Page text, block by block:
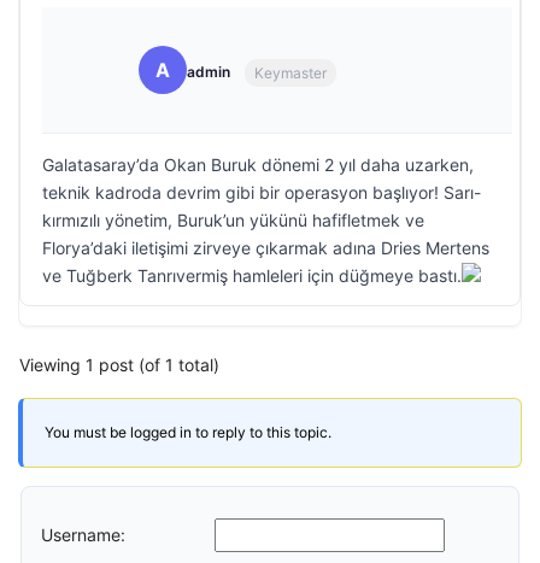
A admin Keymaster
Galatasaray’da Okan Buruk dönemi 2 yıl daha uzarken,
teknik kadroda devrim gibi bir operasyon başlıyor! Sarı-
kırmızılı yönetim, Buruk’un yükünü hafifletmek ve
Florya’daki iletişimi zirveye çıkarmak adına Dries Mertens
ve Tuğberk Tanrıvermiş hamleleri için düğmeye bastı.
Viewing 1 post (of 1 total)
You must be logged in to reply to this topic.
Username: